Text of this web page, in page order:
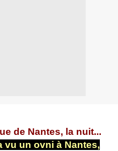
de Nantes, la nuit...
vu un ovni à Nantes,